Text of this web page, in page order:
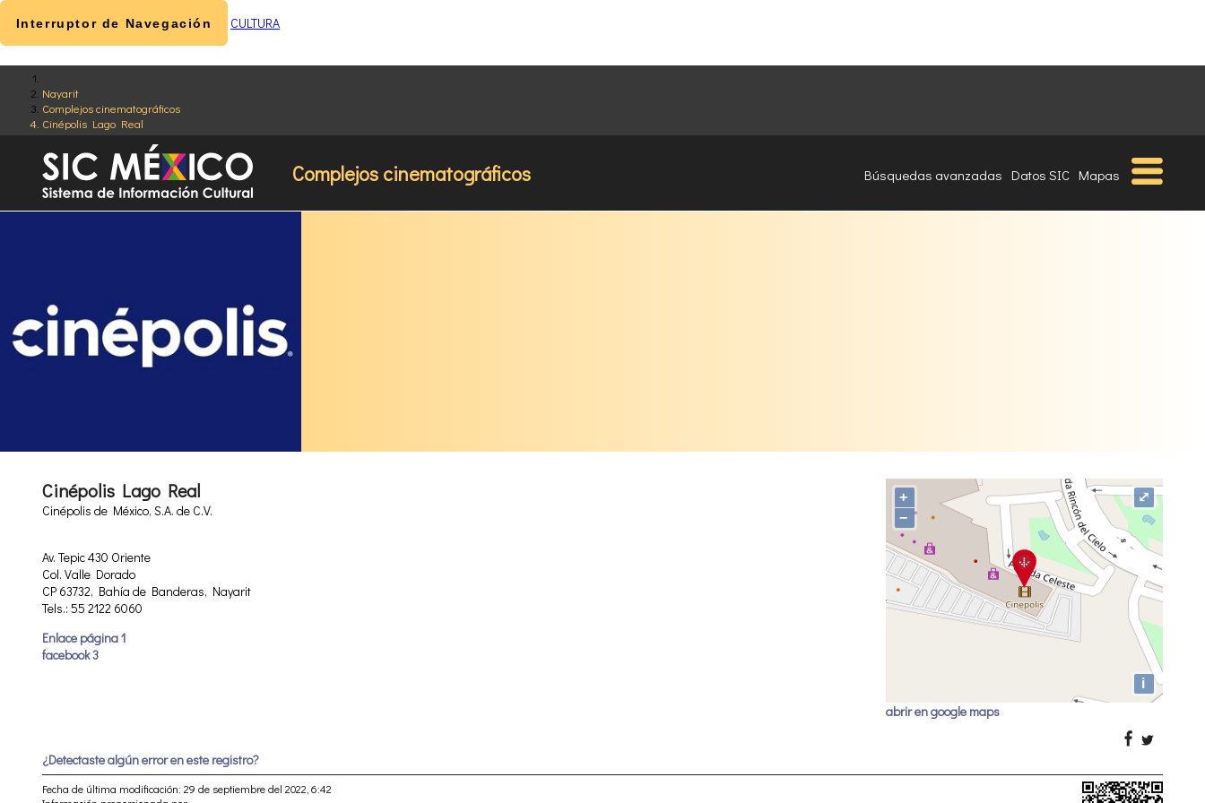
Nayarit
Complejos cinematográficos
Cinépolis Lago Real
Complejos cinematográficos Búsquedas avanzadas Datos SIC Mapas
Interruptor de Navegación CULTURA
Cinépolis Lago Real
Cinépolis de México, S.A. de C.V.
Av. Tepic 430 Oriente
Col. Valle Dorado
CP 63732, Bahía de Banderas, Nayarit
Tels.: 55 2122 6060
Enlace página 1
facebook 3
+
−
i
⤢
abrir en google maps
¿Detectaste algún error en este registro?
Fecha de última modificación: 29 de septiembre del 2022, 6:42